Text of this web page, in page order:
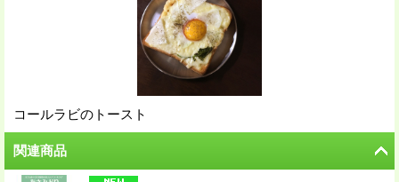
コールラビのトースト
関連商品